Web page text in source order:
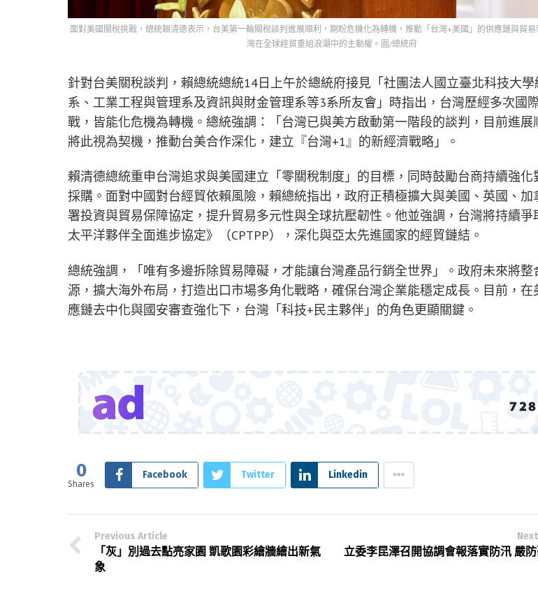
面對美國關稅挑戰，總統賴清德表示，台美第一輪關稅談判進展順利，期盼危機化為轉機，推動「台灣+美國」的供應鏈與貿
灣在全球經貿重組浪潮中的主動權。圖/總統府
針對台美關稅談判，賴總統總統14日上午於總統府接見「社團法人國立臺北科技大學
系、工業工程與管理系及資訊與財金管理系等3系所友會」時指出，台灣歷經多次國
戰，皆能化危機為轉機。總統強調：「台灣已與美方啟動第一階段的談判，目前進展
將此視為契機，推動台美合作深化，建立『台灣+1』的新經濟戰略」。
賴清德總統重申台灣追求與美國建立「零關稅制度」的目標，同時鼓勵台商持續強化
採購。面對中國對台經貿依賴風險，賴總統指出，政府正積極擴大與美國、英國、加
署投資與貿易保障協定，提升貿易多元性與全球抗壓韌性。他並強調，台灣將持續爭
太平洋夥伴全面進步協定》（CPTPP），深化與亞太先進國家的經貿鏈結。
總統強調，「唯有多邊拆除貿易障礙，才能讓台灣產品行銷全世界」。政府未來將整
源，擴大海外布局，打造出口市場多角化戰略，確保台灣企業能穩定成長。目前，在
應鏈去中化與國安審查強化下，台灣「科技+民主夥伴」的角色更顯關鍵。
0
Shares
Facebook Twitter Linkedin
Previous Article
「灰」別過去點亮家園 凱歌園彩繪牆繪出新氣
象
立委李昆澤召開協調會報落實防汛 嚴